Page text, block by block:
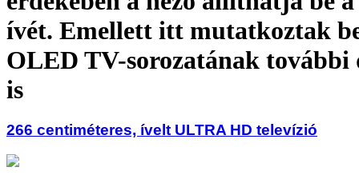
ívét. Emellett itt mutatkoztak
OLED TV-sorozatának
is
266 centiméteres, ívelt ULTRA HD televízió